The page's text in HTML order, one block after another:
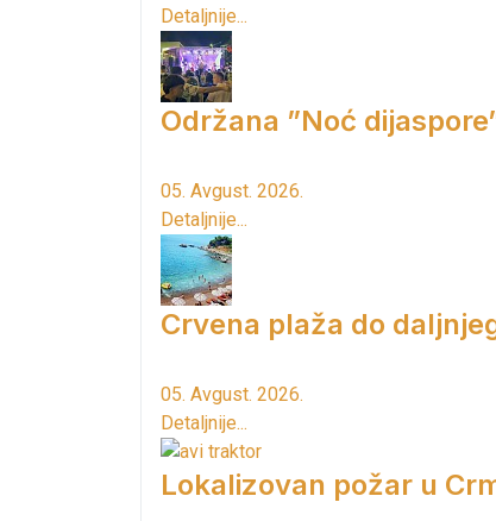
Detaljnije...
Održana ”Noć
05. Avgust. 2026.
Detaljnije...
Crvena plaža do
05. Avgust. 2026.
Detaljnije...
Lokalizovan požar u